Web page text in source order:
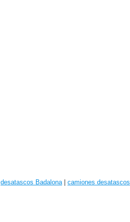
desatascos Badalona camiones desatascos